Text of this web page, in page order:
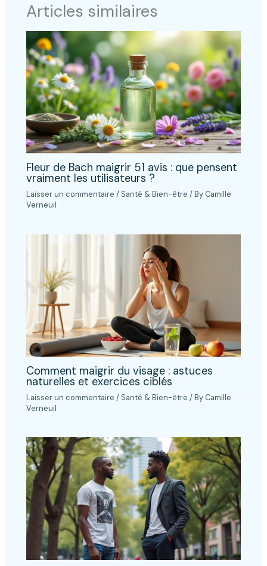
Articles similaires
Fleur de Bach maigrir 51 avis : que pensent
vraiment les utilisateurs ?
Laisser un commentaire / Santé & Bien-être / By Camille
Verneuil
Comment maigrir du visage : astuces
naturelles et exercices ciblés
Laisser un commentaire / Santé & Bien-être / By Camille
Verneuil